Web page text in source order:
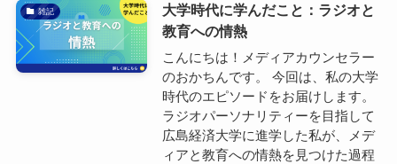
雑記
大学時代に学んだこと：ラジオと
教育への情熱
こんにちは！メディアカウンセラー
のおかちんです。 今回は、私の大学
時代のエピソードをお届けします。
ラジオパーソナリティーを目指して
広島経済大学に進学した私が、メデ
ィアと教育への情熱を見つけた過程